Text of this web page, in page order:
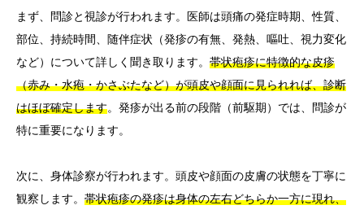
まず、問診と視診が行われます。医師は頭痛の発症時期、性質、
部位、持続時間、随伴症状（発疹の有無、発熱、嘔吐、視力変化
など）について詳しく聞き取ります。 帯状疱疹に特徴的な皮疹
（赤み・水疱・かさぶたなど）が頭皮や顔面に見られれば、診断
はほぼ確定します。発疹が出る前の段階（前駆期）では、問診が
特に重要になります。
次に、身体診察が行われます。頭皮や顔面の皮膚の状態を丁寧に
観察します。 帯状疱疹の発疹は身体の左右どちらか一方に現れ、